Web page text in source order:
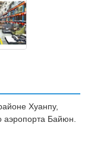
Хуанпу,
аэропорта Байюн.